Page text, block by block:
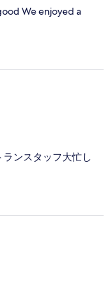
We enjoyed a
ンスタッフ大忙し